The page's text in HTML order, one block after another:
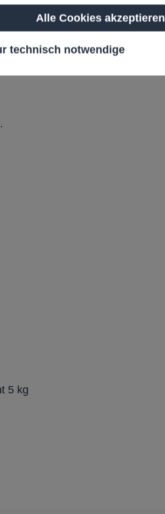
5 kg
Alle Cookies akzeptieren
technisch notwendige